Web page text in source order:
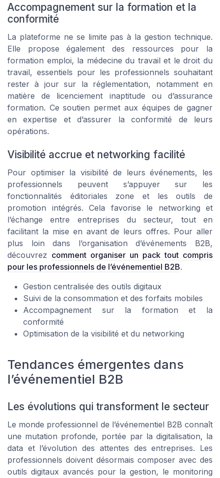
Accompagnement sur la formation et la
conformité
La plateforme ne se limite pas à la gestion technique.
Elle propose également des ressources pour la
formation emploi, la médecine du travail et le droit du
travail, essentiels pour les professionnels souhaitant
rester à jour sur la réglementation, notamment en
matière de licenciement inaptitude ou d’assurance
formation. Ce soutien permet aux équipes de gagner
en expertise et d’assurer la conformité de leurs
opérations.
Visibilité accrue et networking facilité
Pour optimiser la visibilité de leurs événements, les
professionnels peuvent s’appuyer sur les
fonctionnalités éditoriales zone et les outils de
promotion intégrés. Cela favorise le networking et
l’échange entre entreprises du secteur, tout en
facilitant la mise en avant de leurs offres. Pour aller
plus loin dans l’organisation d’événements B2B,
découvrez comment organiser un pack tout compris
pour les professionnels de l’événementiel B2B.
Gestion centralisée des outils digitaux
Suivi de la consommation et des forfaits mobiles
Accompagnement sur la formation et la
conformité
Optimisation de la visibilité et du networking
Tendances émergentes dans
l’événementiel B2B
Les évolutions qui transforment le secteur
Le monde professionnel de l’événementiel B2B connaît
une mutation profonde, portée par la digitalisation, la
data et l’évolution des attentes des entreprises. Les
professionnels doivent désormais composer avec des
outils digitaux avancés pour la gestion, le monitoring